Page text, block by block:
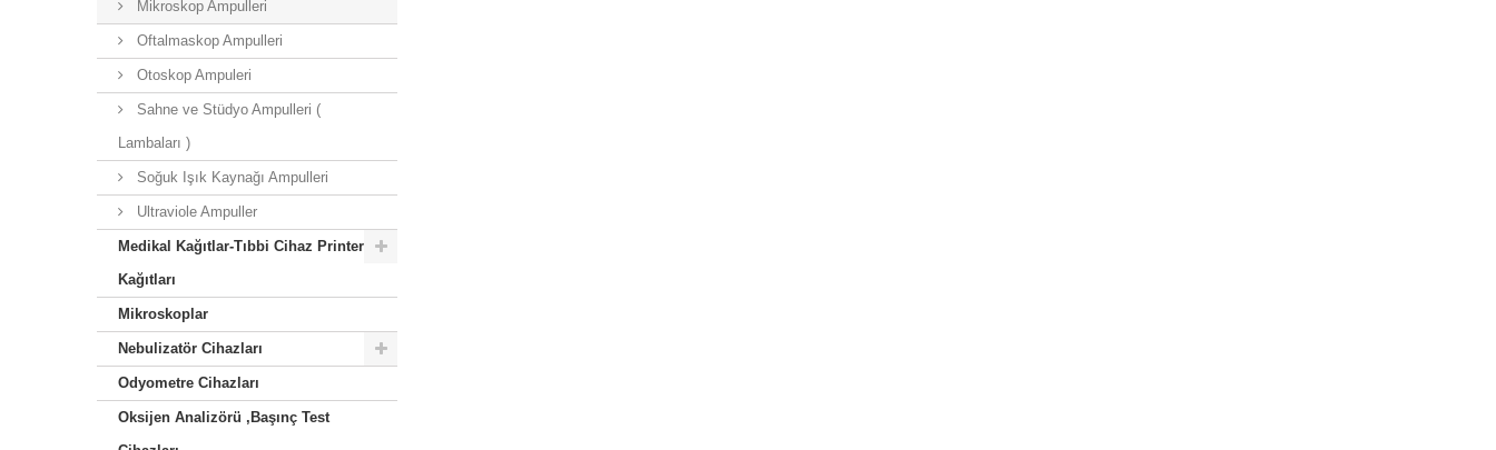
Mikroskop Ampulleri
Oftalmaskop Ampulleri
Otoskop Ampuleri
Sahne ve Stüdyo Ampulleri (
Lambaları )
Soğuk Işık Kaynağı Ampulleri
Ultraviole Ampuller
Medikal Kağıtlar-Tıbbi Cihaz Printer
Kağıtları
Mikroskoplar
Nebulizatör Cihazları
Odyometre Cihazları
Oksijen Analizörü ,Başınç Test